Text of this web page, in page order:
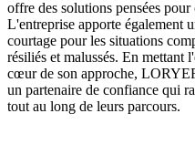
offre des solutions pensées
L'entreprise apporte également
courtage pour les situations
résiliés et malussés. En mettant
cœur de son approche,
un partenaire de confiance qui
tout au long de leurs parcours.